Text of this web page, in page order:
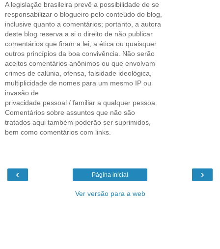
A legislação brasileira prevê a possibilidade de se
responsabilizar o blogueiro pelo conteúdo do blog,
inclusive quanto a comentários; portanto, a autora
deste blog reserva a si o direito de não publicar
comentários que firam a lei, a ética ou quaisquer
outros princípios da boa convivência. Não serão
aceitos comentários anônimos ou que envolvam
crimes de calúnia, ofensa, falsidade ideológica,
multiplicidade de nomes para um mesmo IP ou
invasão de
privacidade pessoal / familiar a qualquer pessoa.
Comentários sobre assuntos que não são
tratados aqui também poderão ser suprimidos,
bem como comentários com links.
‹ ›
Página inicial
Ver versão para a web